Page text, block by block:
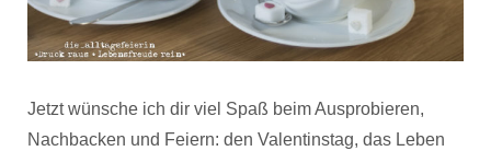
Jetzt wünsche ich dir viel Spaß beim Ausprobieren,
Nachbacken und Feiern: den Valentinstag, das Leben